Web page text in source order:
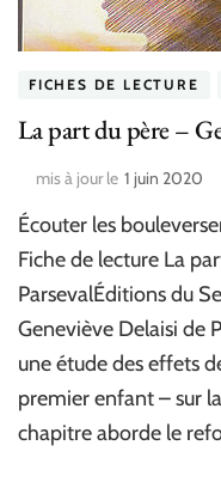
FICHES DE LECTURE
La part du père –
mis à jour le 1 juin 2020
Écouter les
Fiche de lecture La
ParsevalÉditions du
Geneviève Delaisi de
une étude des effets
premier enfant – sur
chapitre aborde le